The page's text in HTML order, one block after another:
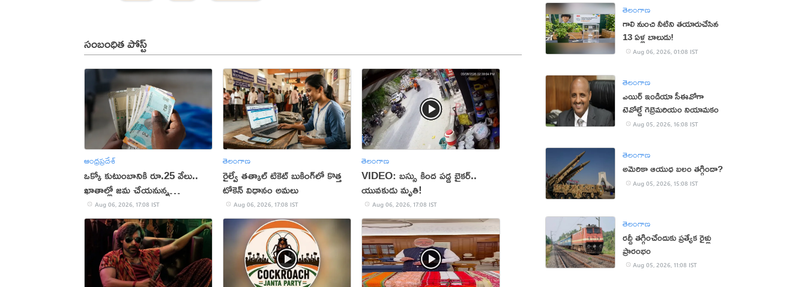
సంబంధిత పోస్ట్
ఆంధ్రప్రదేశ్
ఒక్కో కుటుంబానికి రూ.25 వేలు..
ఖాతాల్లో జ‌మ చేయ‌నున్న
ప్ర‌భుత్వం..!
Aug 06, 2026, 17:08 IST
తెలంగాణ
రైల్వే తత్కాల్ టికెట్ బుకింగ్‌లో కొత్త
టోకెన్ విధానం అమలు
Aug 06, 2026, 17:08 IST
తెలంగాణ
VIDEO: బస్సు కింద పడ్డ బైకర్..
యువకుడు మృతి!
Aug 06, 2026, 17:08 IST
తెలంగాణ
గాలి నుంచి నీటిని తయారుచేసిన
13 ఏళ్ల బాలుడు!
Aug 06, 2026, 01:08 IST
తెలంగాణ
ఎయిర్ ఇండియా సీఈవోగా
టెవోల్డే గెబ్రెమరియం నియామకం
Aug 05, 2026, 16:08 IST
తెలంగాణ
అమెరికా ఆయుధ బలం తగ్గిందా?
Aug 05, 2026, 15:08 IST
తెలంగాణ
రద్దీ తగ్గించేందుకు ప్రత్యేక రైళ్లు
ప్రారంభం
Aug 05, 2026, 11:08 IST